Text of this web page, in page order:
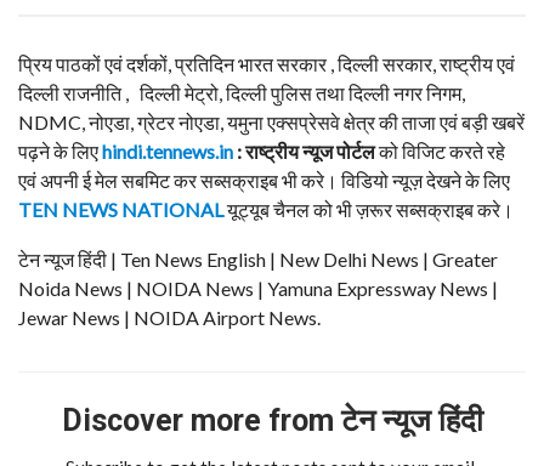
प्रिय पाठकों एवं दर्शकों, प्रतिदिन भारत सरकार , दिल्ली सरकार, राष्ट्रीय एवं
दिल्ली राजनीति , दिल्ली मेट्रो, दिल्ली पुलिस तथा दिल्ली नगर निगम,
NDMC, नोएडा, ग्रेटर नोएडा, यमुना एक्सप्रेसवे क्षेत्र की ताजा एवं बड़ी खबरें
पढ़ने के लिएhindi.tennews.in : राष्ट्रीय न्यूज पोर्टलको विजिट करते रहे
एवं अपनी ई मेल सबमिट कर सब्सक्राइब भी करे। विडियो न्यूज़ देखने के लिए
TEN NEWS NATIONAL यूट्यूब चैनल को भी ज़रूर सब्सक्राइब करे।
टेन न्यूज हिंदी | Ten News English | New Delhi News | Greater
Noida News | NOIDA News | Yamuna Expressway News |
Jewar News | NOIDA Airport News.
Discover more from टेन न्यूज हिंदी